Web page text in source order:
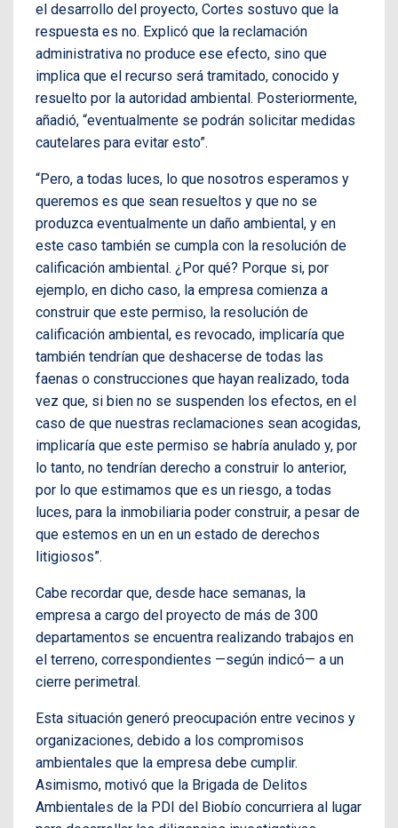
el desarrollo del proyecto, Cortes sostuvo que la
respuesta es no. Explicó que la reclamación
administrativa no produce ese efecto, sino que
implica que el recurso será tramitado, conocido y
resuelto por la autoridad ambiental. Posteriormente,
añadió, “eventualmente se podrán solicitar medidas
cautelares para evitar esto”.
“Pero, a todas luces, lo que nosotros esperamos y
queremos es que sean resueltos y que no se
produzca eventualmente un daño ambiental, y en
este caso también se cumpla con la resolución de
calificación ambiental. ¿Por qué? Porque si, por
ejemplo, en dicho caso, la empresa comienza a
construir que este permiso, la resolución de
calificación ambiental, es revocado, implicaría que
también tendrían que deshacerse de todas las
faenas o construcciones que hayan realizado, toda
vez que, si bien no se suspenden los efectos, en el
caso de que nuestras reclamaciones sean acogidas,
implicaría que este permiso se habría anulado y, por
lo tanto, no tendrían derecho a construir lo anterior,
por lo que estimamos que es un riesgo, a todas
luces, para la inmobiliaria poder construir, a pesar de
que estemos en un en un estado de derechos
litigiosos”.
Cabe recordar que, desde hace semanas, la
empresa a cargo del proyecto de más de 300
departamentos se encuentra realizando trabajos en
el terreno, correspondientes —según indicó— a un
cierre perimetral.
Esta situación generó preocupación entre vecinos y
organizaciones, debido a los compromisos
ambientales que la empresa debe cumplir.
Asimismo, motivó que la Brigada de Delitos
Ambientales de la PDI del Biobío concurriera al lugar